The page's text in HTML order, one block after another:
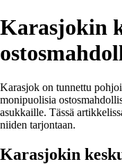
Karasjokin
Karasjok on tunnettu
monipuolisia
asukkaille. Tässä
niiden tarjontaan.
Karasjokin